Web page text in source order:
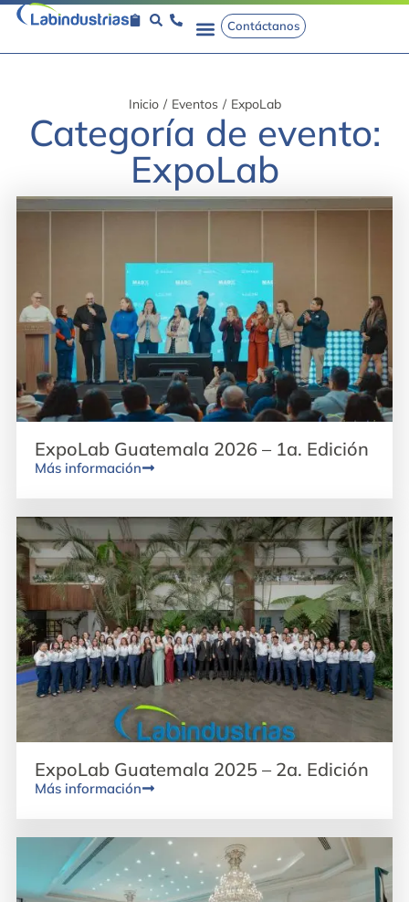
Contáctanos
Inicio / Eventos / ExpoLab
Categoría de evento:
ExpoLab
ExpoLab Guatemala 2026 – 1a. Edición
Más información
ExpoLab Guatemala 2025 – 2a. Edición
Más información